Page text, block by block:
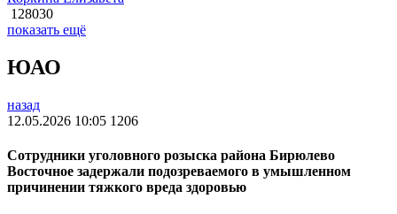
128030
показать ещё
ЮАО
назад
12.05.2026 10:05 1206
Сотрудники уголовного розыска района Бирюлево
Восточное задержали подозреваемого в умышленном
причинении тяжкого вреда здоровью